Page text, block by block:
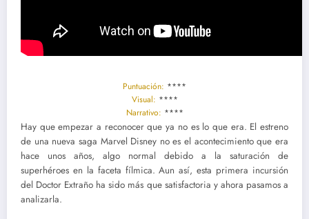
Puntuación: ****
Visual: ****
Narrativo: ****
Hay que empezar a reconocer que ya no es lo que era. El estreno
de una nueva saga Marvel Disney no es el acontecimiento que era
hace unos años, algo normal debido a la saturación de
superhéroes en la faceta fílmica. Aun así, esta primera incursión
del Doctor Extraño ha sido más que satisfactoria y ahora pasamos a
analizarla.